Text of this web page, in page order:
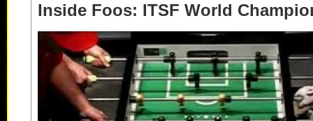
Inside Foos: ITSF World